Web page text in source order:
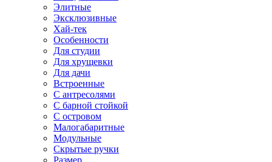
Элитные
Эксклюзивные
Хай-тек
Особенности
Для студии
Для хрущевки
Для дачи
Встроенные
С антресолями
С барной стойкой
С островом
Малогабаритные
Модульные
Скрытые ручки
Размер